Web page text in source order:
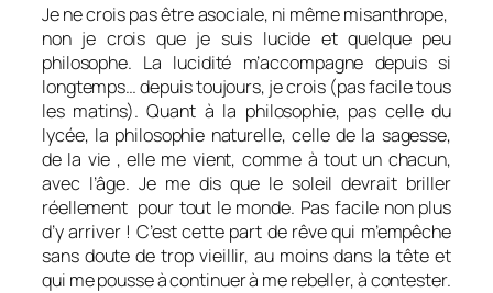
Je ne crois pas être asociale, ni même misanthrope,
non je crois que je suis lucide et quelque peu
philosophe. La lucidité m’accompagne depuis si
longtemps… depuis toujours, je crois (pas facile tous
les matins). Quant à la philosophie, pas celle du
lycée, la philosophie naturelle, celle de la sagesse,
de la vie , elle me vient, comme à tout un chacun,
avec l’âge. Je me dis que le soleil devrait briller
réellement pour tout le monde. Pas facile non plus
d’y arriver ! C’est cette part de rêve qui m’empêche
sans doute de trop vieillir, au moins dans la tête et
qui me pousse à continuer à me rebeller, à contester.